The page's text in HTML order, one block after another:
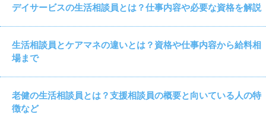
デイサービスの生活相談員とは？仕事内容や必要な資格を解説
生活相談員とケアマネの違いとは？資格や仕事内容から給料相
場まで
老健の生活相談員とは？支援相談員の概要と向いている人の特
徴など